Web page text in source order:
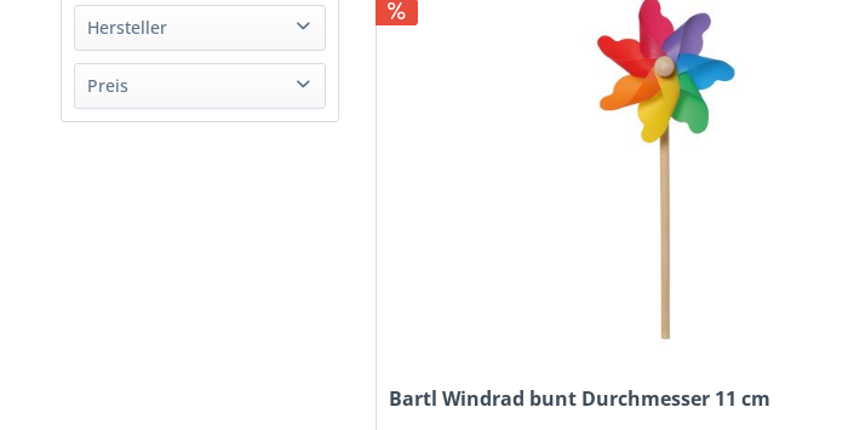
Hersteller
Bartl
Preis
Bartl Windrad bunt Durchmesser 11 cm